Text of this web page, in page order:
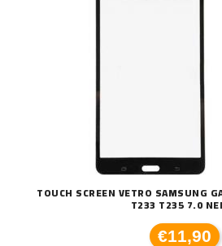
TOUCH SCREEN VETRO SAMSUNG
T233 T235 7.0
€11,90